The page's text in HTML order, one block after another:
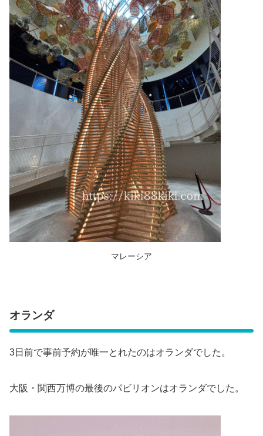
マレーシア
オランダ
3日前で事前予約が唯一とれたのはオランダでした。
大阪・関西万博の最後のパビリオンはオランダでした。